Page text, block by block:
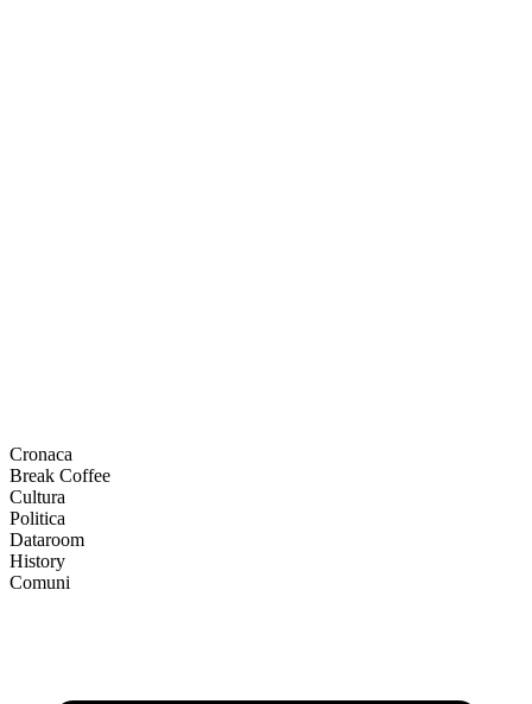
Cronaca
Break Coffee
Cultura
Politica
Dataroom
History
Comuni